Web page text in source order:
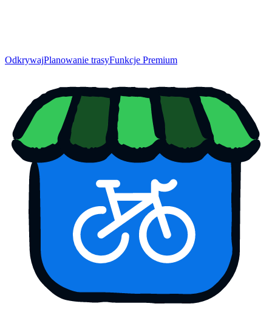
OdkrywajPlanowanie trasyFunkcje Premium